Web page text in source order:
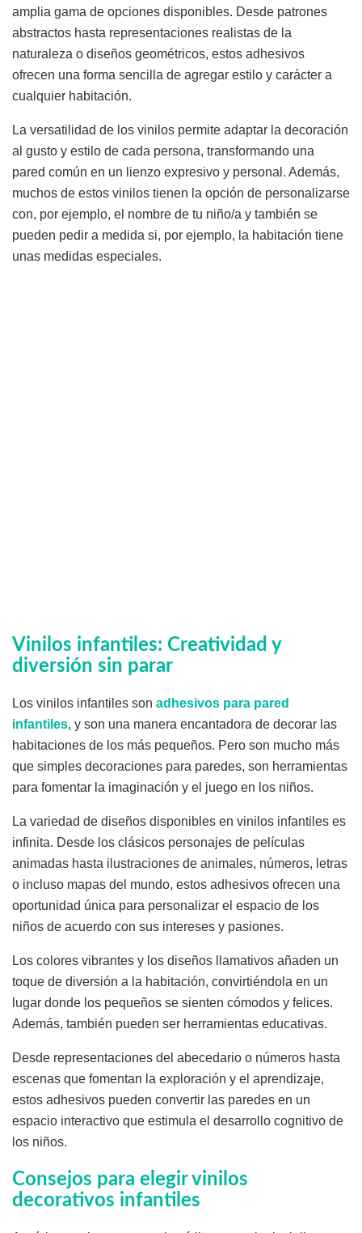
amplia gama de opciones disponibles. Desde patrones
abstractos hasta representaciones realistas de la
naturaleza o diseños geométricos, estos adhesivos
ofrecen una forma sencilla de agregar estilo y carácter a
cualquier habitación.
La versatilidad de los vinilos permite adaptar la decoración
al gusto y estilo de cada persona, transformando una
pared común en un lienzo expresivo y personal. Además,
muchos de estos vinilos tienen la opción de personalizarse
con, por ejemplo, el nombre de tu niño/a y también se
pueden pedir a medida si, por ejemplo, la habitación tiene
unas medidas especiales.
Vinilos infantiles: Creatividad y
diversión sin parar
Los vinilos infantiles son adhesivos para pared
infantiles, y son una manera encantadora de decorar las
habitaciones de los más pequeños. Pero son mucho más
que simples decoraciones para paredes, son herramientas
para fomentar la imaginación y el juego en los niños.
La variedad de diseños disponibles en vinilos infantiles es
infinita. Desde los clásicos personajes de películas
animadas hasta ilustraciones de animales, números, letras
o incluso mapas del mundo, estos adhesivos ofrecen una
oportunidad única para personalizar el espacio de los
niños de acuerdo con sus intereses y pasiones.
Los colores vibrantes y los diseños llamativos añaden un
toque de diversión a la habitación, convirtiéndola en un
lugar donde los pequeños se sienten cómodos y felices.
Además, también pueden ser herramientas educativas.
Desde representaciones del abecedario o números hasta
escenas que fomentan la exploración y el aprendizaje,
estos adhesivos pueden convertir las paredes en un
espacio interactivo que estimula el desarrollo cognitivo de
los niños.
Consejos para elegir vinilos
decorativos infantiles